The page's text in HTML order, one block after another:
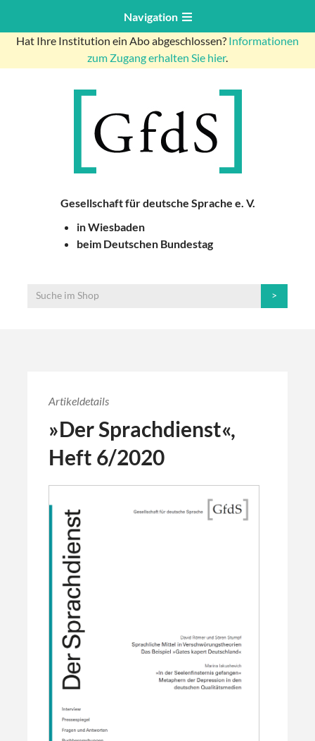
Navigation
Hat Ihre Institution ein Abo abgeschlossen? Informationen
zum Zugang erhalten Sie hier.
Gesellschaft für deutsche Sprache e. V.
in Wiesbaden
beim Deutschen Bundestag
Artikeldetails
»Der Sprachdienst«,
Heft 6/2020